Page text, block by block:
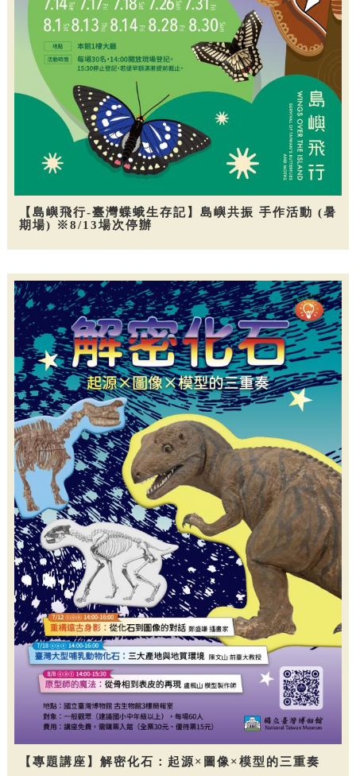
【島嶼飛行-臺灣蝶蛾生存記】島嶼共振 手作活動 (暑
期場) ※8/13場次停辦
【專題講座】解密化石：起源×圖像×模型的三重奏